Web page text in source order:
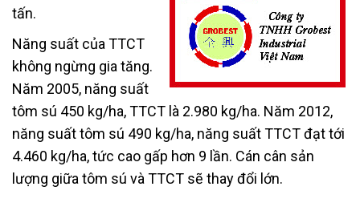
tấn.
Năng suất của TTCT
không ngừng gia tăng.
Năm 2005, năng suất
tôm sú 450 kg/ha, TTCT là 2.980 kg/ha. Năm 2012,
năng suất tôm sú 490 kg/ha, năng suất TTCT đạt tới
4.460 kg/ha, tức cao gấp hơn 9 lần. Cán cân sản
lượng giữa tôm sú và TTCT sẽ thay đổi lớn.